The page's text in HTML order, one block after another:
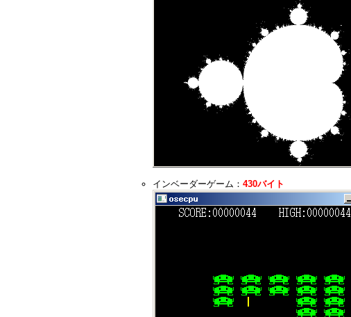
インベーダーゲーム：430バイト